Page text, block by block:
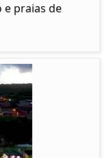
e praias de